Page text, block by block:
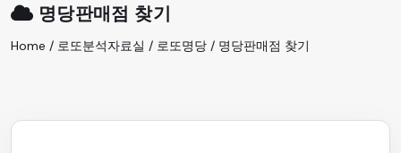
명당판매점 찾기
Home / 로또분석자료실 / 로또명당 / 명당판매점 찾기
갤러리 & 동영상